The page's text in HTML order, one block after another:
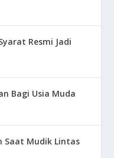
Resmi Jadi
Bagi Usia Muda
Saat Mudik Lintas